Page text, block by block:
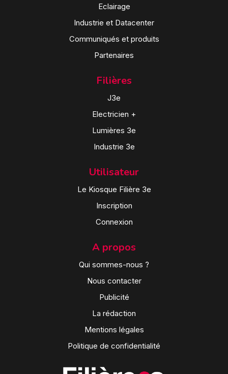
Eclairage
Industrie et Datacenter
Communiqués et produits
Partenaires
Filières
J3e
Electricien +
Lumières 3e
Industrie 3e
Utilisateur
Le Kiosque Filière 3e
Inscription
Connexion
A propos
Qui sommes-nous ?
Nous contacter
Publicité
La rédaction
Mentions légales
Politique de confidentialité